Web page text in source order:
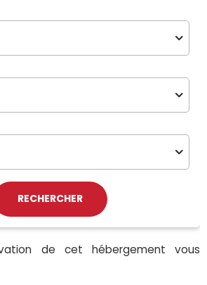
de cet hébergement vous